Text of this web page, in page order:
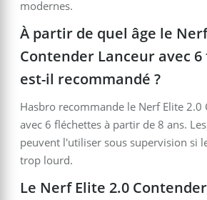
modernes.
À partir de quel âge le
Contender Lanceur avec
est-il recommandé ?
Hasbro recommande le Nerf Elite 2.0
avec 6 fléchettes à partir de 8 ans.
peuvent l'utiliser sous supervision si
trop lourd.
Le Nerf Elite 2.0